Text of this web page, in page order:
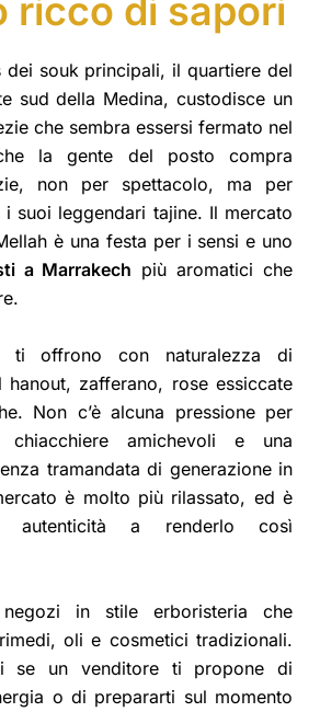
ricco di sapori
dei souk principali, il quartiere del
sud della Medina, custodisce un
che sembra essersi fermato nel
la gente del posto compra
non per spettacolo, ma per
i suoi leggendari tajine. Il mercato
è una festa per i sensi e uno
a Marrakech più aromatici che
ti offrono con naturalezza di
hanout, zafferano, rose essiccate
Non c’è alcuna pressione per
chiacchiere amichevoli e una
tramandata di generazione in
è molto più rilassato, ed è
autenticità a renderlo così
in stile erboristeria che
oli e cosmetici tradizionali.
se un venditore ti propone di
o di prepararti sul momento